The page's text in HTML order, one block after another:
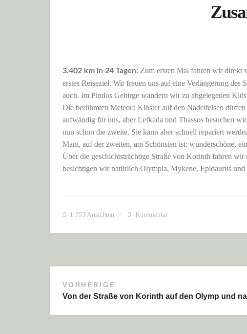
3.402 km in 24 Tagen: Zum ersten Mal fahren wir direkt
erstes Reiseziel. Wir freuen uns auf eine Verlängerung
auch. Im Pindos Gebirge wandern wir zu abgelegenen
Die berühmten Meteora Klöster auf den Nadelfelsen
aufwändig für uns, aber Lefkada und Thassos besuchen
nun schon die zweite. Sie kann aber schnell repariert
Mani, auf der zweiten, am Schönsten ist: wunderschöne,
Über die geschichtsträchtige Straße von Korinth fahren
besichtigen wir natürlich Olympia, Mykene, Epidaurus
1.753Ansichten Kommentar
Beitragsnavigation
VORHERIGE
Von der Straße von Korinth auf den Olymp und